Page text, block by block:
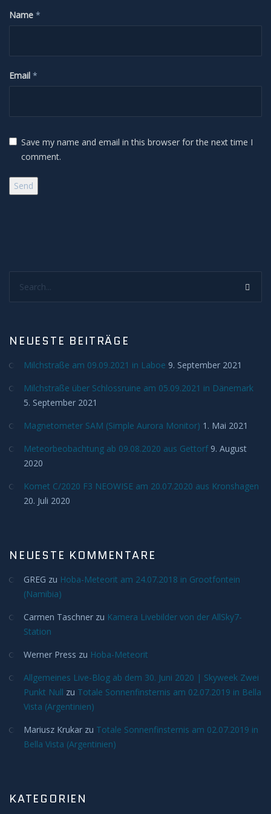
H-Alpha
Jupiter
Mars
Merkur
Deep Sky
Bedeckungen
Finsternisse
Merkurtransit
Sonnenfinsternis
Venustransit
Meteoriten
Achondriten
Chondriten
Steineisenmeteorite
Eisenmeteorite
Name *
Email *
Save my name and email in this browser for the next time I
comment.
NEUESTE BEITRÄGE
Milchstraße am 09.09.2021 in Laboe 9. September 2021
Milchstraße über Schlossruine am 05.09.2021 in Dänemark
5. September 2021
Magnetometer SAM (Simple Aurora Monitor) 1. Mai 2021
Meteorbeobachtung ab 09.08.2020 aus Gettorf 9. August
2020
Komet C/2020 F3 NEOWISE am 20.07.2020 aus Kronshagen
20. Juli 2020
NEUESTE KOMMENTARE
GREG zu Hoba-Meteorit am 24.07.2018 in Grootfontein
(Namibia)
Carmen Taschner zu Kamera Livebilder von der AllSky7-
Station
Werner Press zu Hoba-Meteorit
Allgemeines Live-Blog ab dem 30. Juni 2020 | Skyweek Zwei
Punkt Null zu Totale Sonnenfinsternis am 02.07.2019 in Bella
Vista (Argentinien)
Mariusz Krukar zu Totale Sonnenfinsternis am 02.07.2019 in
Bella Vista (Argentinien)
KATEGORIEN